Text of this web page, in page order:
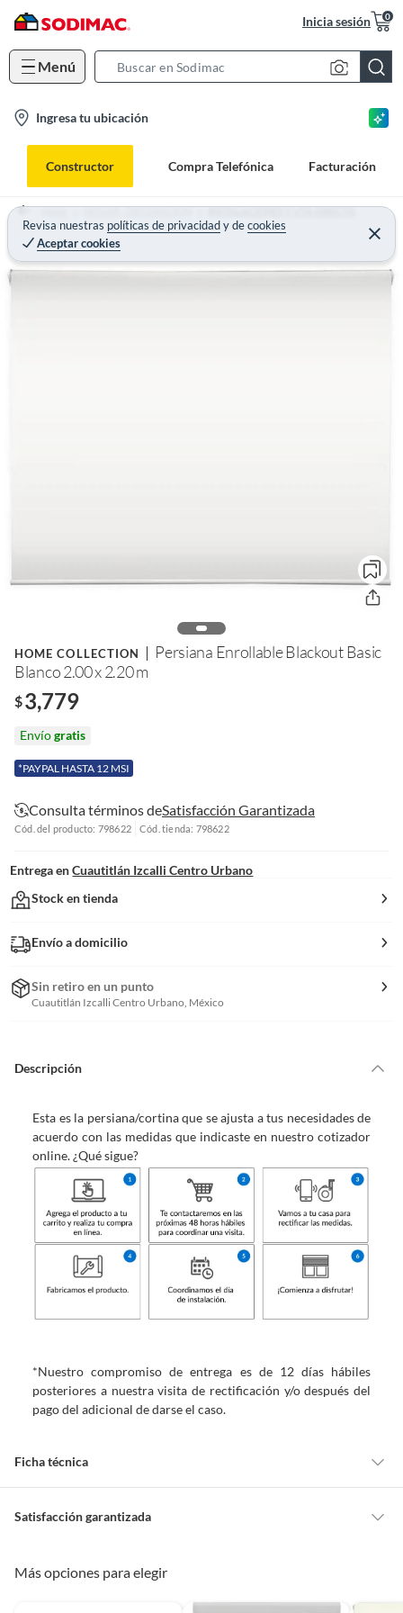
Inicia sesión 0
Menú
c
B
a
n
-
Ingresa tu ubicación
Constructor Compra Telefónica Facturación
Revisa nuestras políticas de privacidadydecookies
Aceptar cookies
Home HOGAR - DECORACION INSTALACIONES Y VTA DIRECTA
HOME COLLECTION
Persiana Enrollable Blackout Basic
Blanco 2.00 x 2.20 m
$3,779
Envíogratis
*PAYPAL HASTA 12 MSI
Consulta términos deSatisfacción Garantizada
Cód. del producto: 798622 Cód. tienda: 798622
Entrega en Cuautitlán Izcalli Centro Urbano
Stock en tienda
Envío a domicilio
Sin retiro en un punto
Cuautitlán Izcalli Centro Urbano, México
Descripción
Esta es la persiana/cortina que se ajusta a tus necesidades de
acuerdo con las medidas que indicaste en nuestro cotizador
online. ¿Qué sigue?
*Nuestro compromiso de entrega es de 12 días hábiles
posteriores a nuestra visita de rectificación y/o después del
pago del adicional de darse el caso.
Ficha técnica
Marca
Nivel de opacidad
Satisfacción garantizada
Satisfacción garantizada. Esto significa que, si no te gustó el producto
Más opciones para elegir